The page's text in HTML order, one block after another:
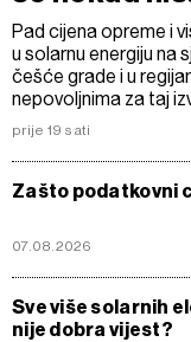
Pad cijena opreme i
u solarnu energiju na
češće grade i u
nepovoljnima za taj
prije 19 sati
Zašto podatkovni
07.08.2026
Sve više solarnih
nije dobra vijest?